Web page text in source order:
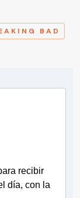
BAD
recibir
día, con la